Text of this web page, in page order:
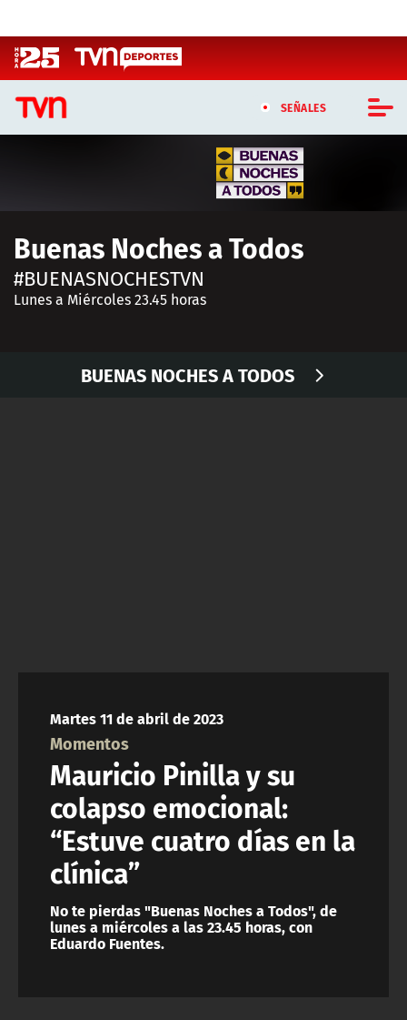
SEÑALES
TVN VERTICAL
TVN PLAY
TELESERIES
Buenas Noches a Todos
#BUENASNOCHESTVN
Lunes a Miércoles 23.45 horas
BUENAS NOCHES A TODOS
Martes 11 de abril de 2023
Momentos
Mauricio Pinilla y su
colapso emocional:
“Estuve cuatro días en la
clínica”
No te pierdas "Buenas Noches a Todos", de
lunes a miércoles a las 23.45 horas, con
Eduardo Fuentes.